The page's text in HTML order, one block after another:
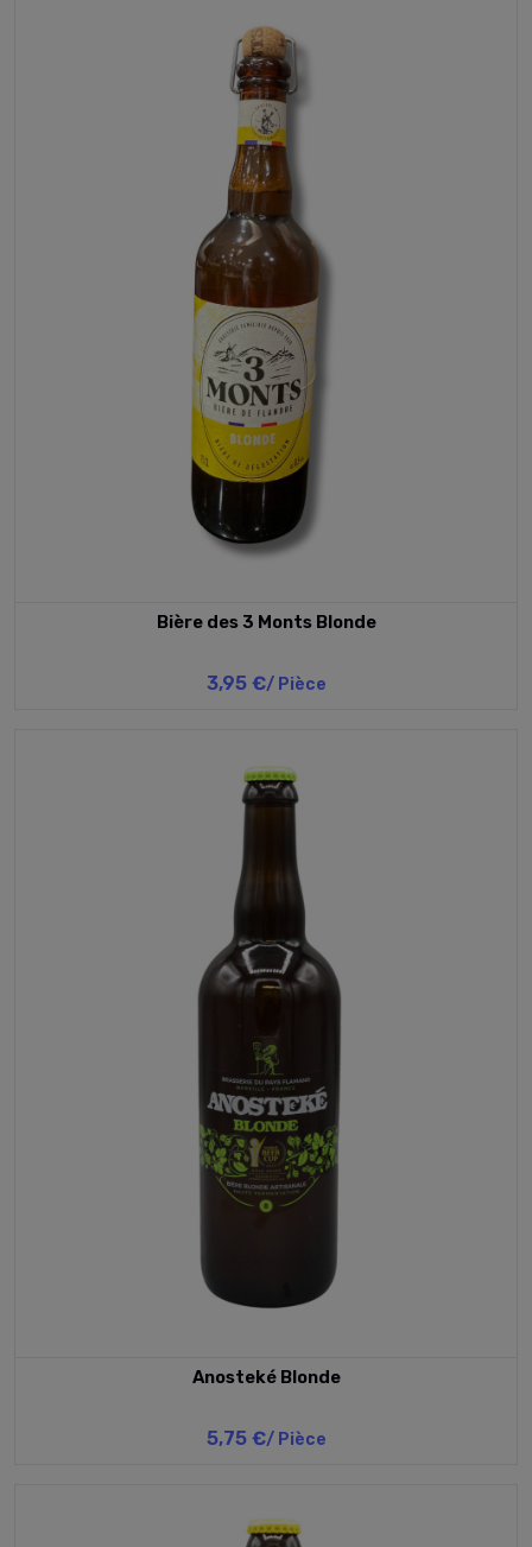
Bière des 3 Monts Blonde
3,95 €/ Pièce
Anosteké Blonde
5,75 €/ Pièce